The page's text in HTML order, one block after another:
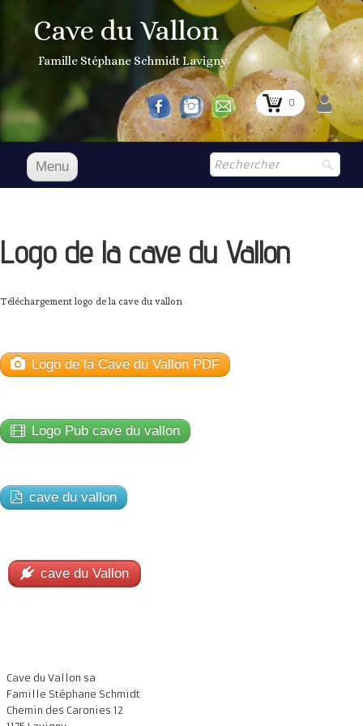
Cave du Vallon
Famille Stéphane Schmidt Lavigny
0
Menu
Boutique▼
Prix Courant
Présentation
Infos pratiques ▼
Login▼
Logo de la cave du Vallon
Téléchargement logo de la cave du vallon
Logo de la Cave du Vallon PDF
Logo Pub cave du vallon
cave du vallon
cave du Vallon
Cave du Vallon sa
Famille Stéphane Schmidt
Chemin des Caronies 12